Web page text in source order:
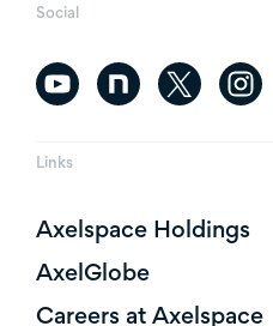
Social
Links
Axelspace Holdings
AxelGlobe
Careers at Axelspace